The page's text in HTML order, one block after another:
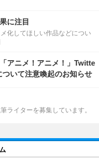
に注目
化してほしい作品などについ
アニメ！アニメ！」Twitte
いて注意喚起のお知らせ
ライターを募集しています。